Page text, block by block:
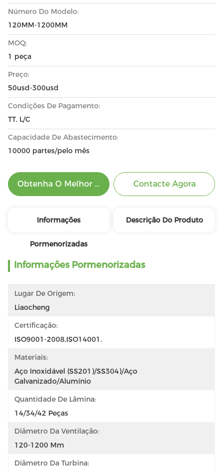
Número Do Modelo:
120MM-1200MM
MOQ:
1 peça
Preço:
50usd-300usd
Condições De Pagamento:
TT, L/C
Capacidade De Abastecimento:
10000 partes/pelo mês
Obtenha O Melhor Preço Contacte Agora
Informações
Pormenorizadas
Descrição Do Produto
Informações Pormenorizadas
Lugar De Origem:
Liaocheng
Certificação:
ISO9001-2008,ISO14001.
Materiais:
Aço Inoxidável (SS201)/SS304)/Aço
Galvanizado/Alumínio
Quantidade De Lâmina:
14/34/42 Peças
Diâmetro Da Ventilação:
120-1200 Mm
Diâmetro Da Turbina: